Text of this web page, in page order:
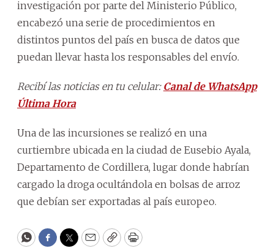
investigación por parte del Ministerio Público,
encabezó una serie de procedimientos en
distintos puntos del país en busca de datos que
puedan llevar hasta los responsables del envío.
Recibí las noticias en tu celular: Canal de WhatsApp
Última Hora
Una de las incursiones se realizó en una
curtiembre ubicada en la ciudad de Eusebio Ayala,
Departamento de Cordillera, lugar donde habrían
cargado la droga ocultándola en bolsas de arroz
que debían ser exportadas al país europeo.
WhatsApp
Facebook
Twitter
EmailCopyPrint